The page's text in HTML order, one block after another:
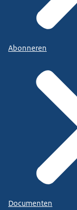
Abonneren
Documenten